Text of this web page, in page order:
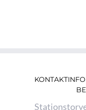
KONTAKTINFO